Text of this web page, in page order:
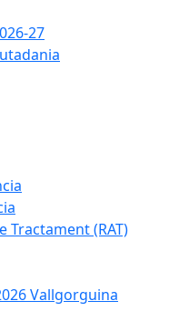
27
Tractament (RAT)
Vallgorguina